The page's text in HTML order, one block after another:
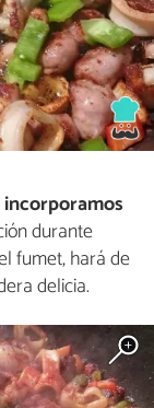
incorporamos
durante
fumet, hará de
delicia.